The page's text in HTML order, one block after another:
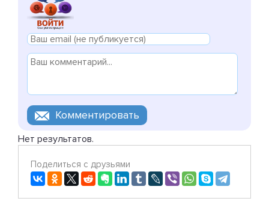
Нет результатов.
Поделиться с друзьями